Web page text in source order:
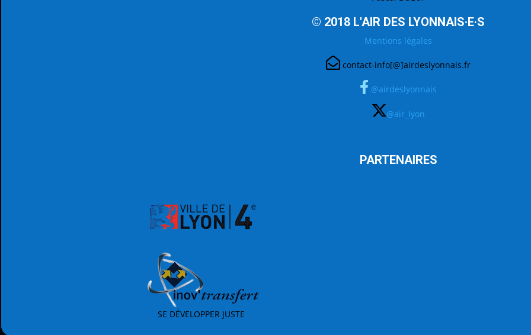
© 2018 L'AIR DES LYONNAIS·E·S
Mentions légales
contact-info[@]airdeslyonnais.fr
@airdeslyonnais
@air_lyon
PARTENAIRES
SE DÉVELOPPER JUSTE